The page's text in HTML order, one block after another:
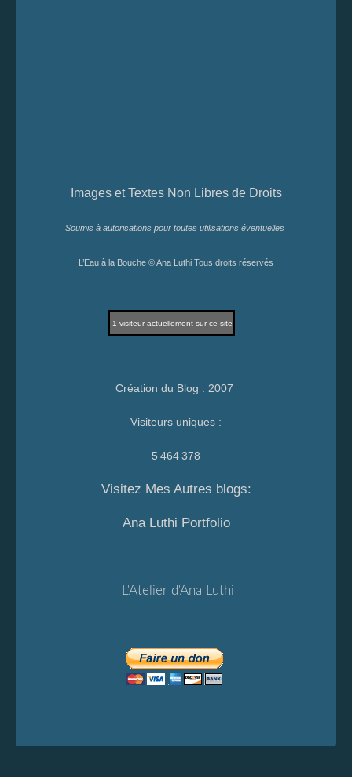
Images et Textes Non Libres de Droits
Soumis à autorisations pour toutes utilisations éventuelles
L’Eau à la Bouche © Ana Luthi Tous droits réservés
1 visiteur actuellement sur ce site
Création du Blog : 2007
Visiteurs uniques :
5 464 378
Visitez Mes Autres blogs:
Ana Luthi Portfolio
L'Atelier d'Ana Luthi